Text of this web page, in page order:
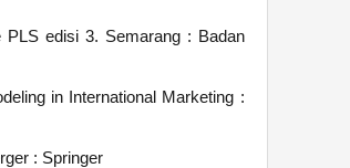
PLS edisi 3. Semarang : Badan
in International Marketing :
: Springer